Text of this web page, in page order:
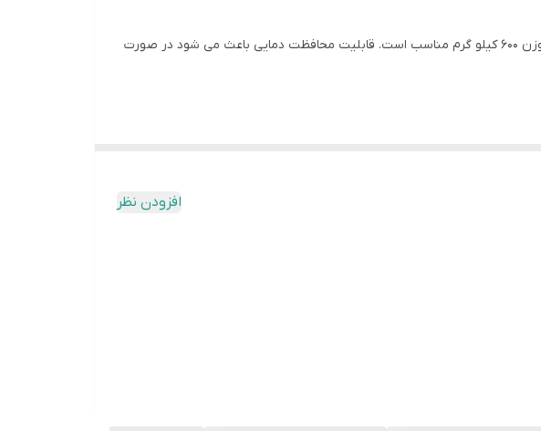
این موتور، دارای وزن کم، نصب راحت و عملکرد با کمترین صدا است و جهت نصب روی کرکره های سنگین تا وزن 600 کیلو گرم مناسب است. قابلیت محافظت دمایی باعث می شود در صورت
افزودن نظر